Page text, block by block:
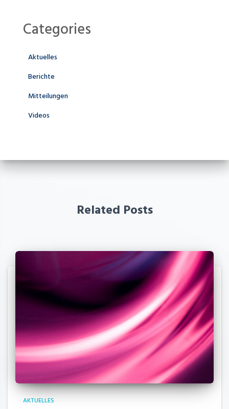
Categories
Aktuelles
Berichte
Mitteilungen
Videos
Related Posts
AKTUELLES